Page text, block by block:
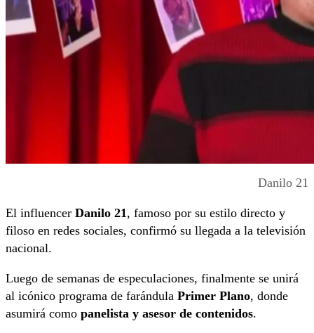
Danilo 21
El influencer Danilo 21, famoso por su estilo directo y
filoso en redes sociales, confirmó su llegada a la televisión
nacional.
Luego de semanas de especulaciones, finalmente se unirá
al icónico programa de farándula Primer Plano, donde
asumirá como panelista y asesor de contenidos.